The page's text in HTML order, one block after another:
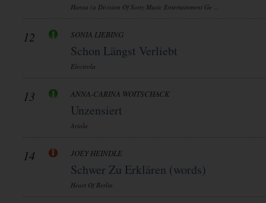
Hansa (a Division Of Sony Music Entertainment Ge ...
12 SONIA LIEBING
Schon Längst Verliebt
Electrola
13 ANNA-CARINA WOITSCHACK
Unzensiert
Ariola
14 JOEY HEINDLE
Schwer Zu Erklären (words)
Heart Of Berlin